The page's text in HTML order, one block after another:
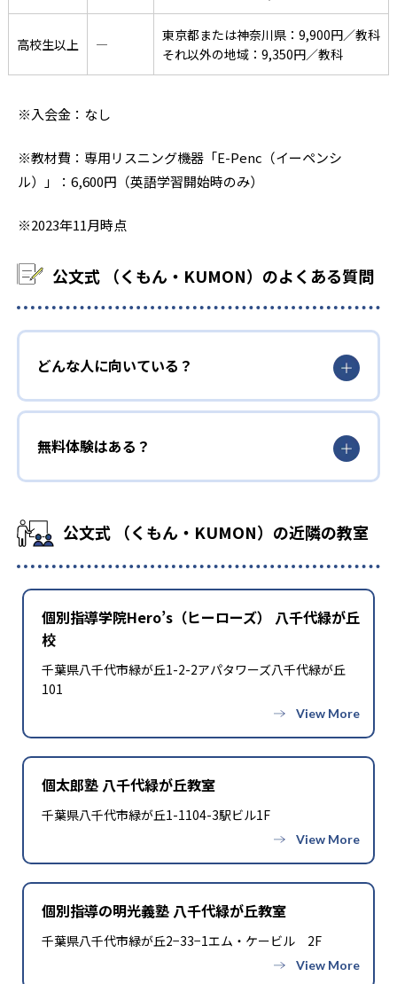
高校生以上 ―
東京都または神奈川県：9,900円／教科
それ以外の地域：9,350円／教科
※入会金：なし
※教材費：専用リスニング機器「E-Penc（イーペンシ
ル）」：6,600円（英語学習開始時のみ）
※2023年11月時点
公文式 （くもん・KUMON）のよくある質問
どんな人に向いている？
無料体験はある？
公文式 （くもん・KUMON）の近隣の教室
個別指導学院Hero’s（ヒーローズ） 八千代緑が丘
校
千葉県八千代市緑が丘1-2-2アパタワーズ八千代緑が丘
101
個太郎塾 八千代緑が丘教室
千葉県八千代市緑が丘1-1104-3駅ビル1F
個別指導の明光義塾 八千代緑が丘教室
千葉県八千代市緑が丘2−33−1エム・ケービル 2F